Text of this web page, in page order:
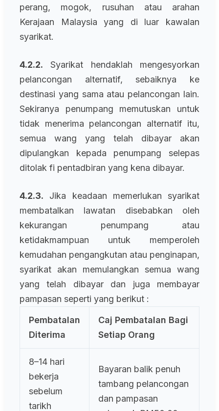
perang, mogok, rusuhan atau arahan
Kerajaan Malaysia yang di luar kawalan
syarikat.
4.2.2. Syarikat hendaklah mengesyorkan
pelancongan alternatif, sebaiknya ke
destinasi yang sama atau pelancongan lain.
Sekiranya penumpang memutuskan untuk
tidak menerima pelancongan alternatif itu,
semua wang yang telah dibayar akan
dipulangkan kepada penumpang selepas
ditolak fi pentadbiran yang kena dibayar.
4.2.3. Jika keadaan memerlukan syarikat
membatalkan lawatan disebabkan oleh
kekurangan penumpang atau
ketidakmampuan untuk memperoleh
kemudahan pengangkutan atau penginapan,
syarikat akan memulangkan semua wang
yang telah dibayar dan juga membayar
pampasan seperti yang berikut :
Pembatalan
Diterima
Caj Pembatalan Bagi
Setiap Orang
8–14 hari
bekerja
sebelum
tarikh
Bayaran balik penuh
tambang pelancongan
dan pampasan